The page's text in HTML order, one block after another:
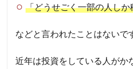
「どうせごく一部の人しか
などと言われたことはないで
近年は投資をしている人がか